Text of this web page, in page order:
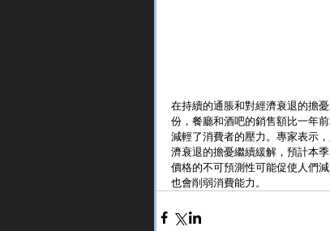
在持續的通脹和對經濟衰退的擔
份，餐廳和酒吧的銷售額比一年
減輕了消費者的壓力。專家表示
濟衰退的擔憂繼續緩解，預計本
價格的不可預測性可能促使人們
也會削弱消費能力。